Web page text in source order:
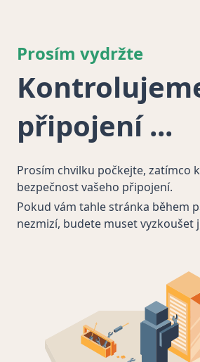
Prosím vydržte
připojení
Prosím chvilku počkejte, zatímco
bezpečnost vašeho připojení.
Pokud vám tahle stránka během
nezmizí, budete muset vyzkoušet